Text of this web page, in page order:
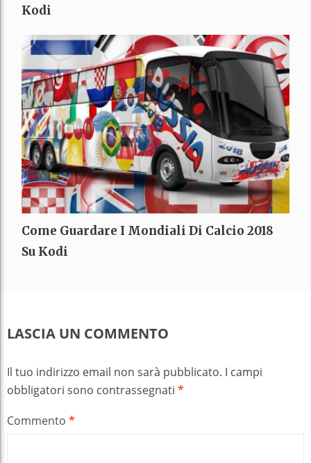
Kodi
Come Guardare I Mondiali Di Calcio 2018
Su Kodi
LASCIA UN COMMENTO
Il tuo indirizzo email non sarà pubblicato. I campi
obbligatori sono contrassegnati *
Commento *